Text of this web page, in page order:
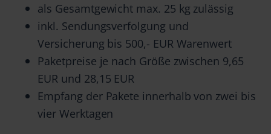
als Gesamtgewicht max. 25 kg zulässig
inkl. Sendungsverfolgung und
Versicherung bis 500,- EUR Warenwert
Paketpreise je nach Größe zwischen 9,65
EUR und 28,15 EUR
Empfang der Pakete innerhalb von zwei bis
vier Werktagen